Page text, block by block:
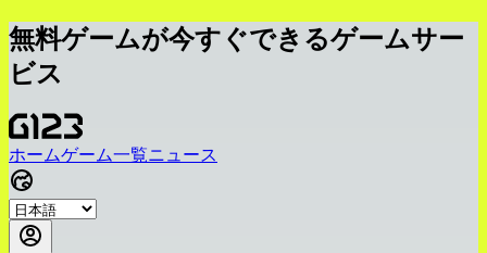
無料ゲームが今すぐできるゲームサー
ビス
ホームゲーム一覧ニュース